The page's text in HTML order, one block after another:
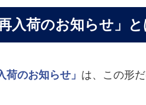
再入荷のお知らせ」
荷のお知らせ」 は、この形